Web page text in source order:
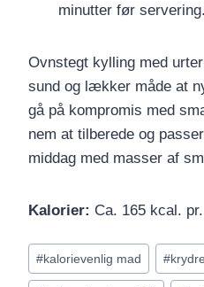
minutter før servering.
Ovnstegt kylling med
sund og lækker måde at
gå på kompromis med
nem at tilberede og
middag med masser af
Kalorier: Ca. 165 kcal.
Indlæg-
tags:
#kalorievenlig mad #